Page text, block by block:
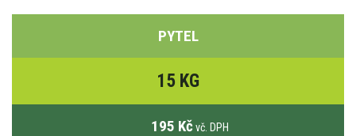
PYTEL
15 KG
195 Kč vč. DPH